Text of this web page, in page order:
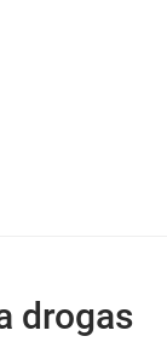
drogas